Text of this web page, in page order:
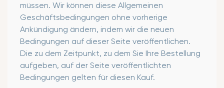
müssen. Wir können diese Allgemeinen
Geschäftsbedingungen ohne vorherige
Ankündigung ändern, indem wir die neuen
Bedingungen auf dieser Seite veröffentlichen.
Die zu dem Zeitpunkt, zu dem Sie Ihre Bestellung
aufgeben, auf der Seite veröffentlichten
Bedingungen gelten für diesen Kauf.